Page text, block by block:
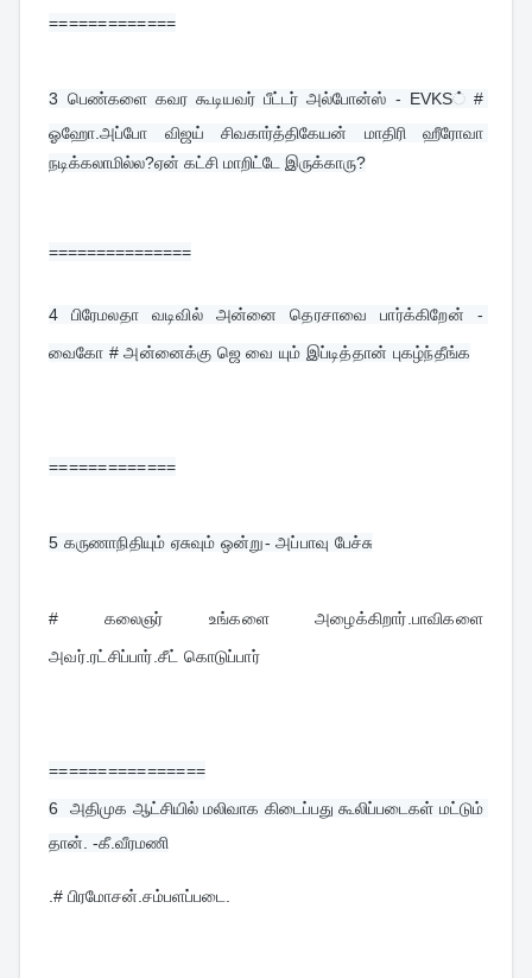
=============
3 பெண்களை கவர கூடியவர் பீட்டர் அல்போன்ஸ் - EVKS் #
ஓஹோ.அப்போ விஜய் சிவகார்த்திகேயன் மாதிரி ஹீரோவா
நடிக்கலாமில்ல?ஏன் கட்சி மாறிட்டே இருக்காரு?
===============
4 பிரேமலதா வடிவில் அன்னை தெரசாவை பார்க்கிறேன் -
வைகோ # அன்னைக்கு ஜெ வை யும் இப்டித்தான் புகழ்ந்தீங்க
=============
5 கருணாநிதியும் ஏசுவும் ஒன்று- அப்பாவு பேச்சு
# கலைஞர் உங்களை அழைக்கிறார்.பாவிகளை
அவர்.ரட்சிப்பார்.சீட் கொடுப்பார்
================
6 அதிமுக ஆட்சியில் மலிவாக கிடைப்பது கூலிப்படைகள் மட்டும்
தான். -கீ.வீரமணி
.# பிரமோசன்.சம்பளப்படை.